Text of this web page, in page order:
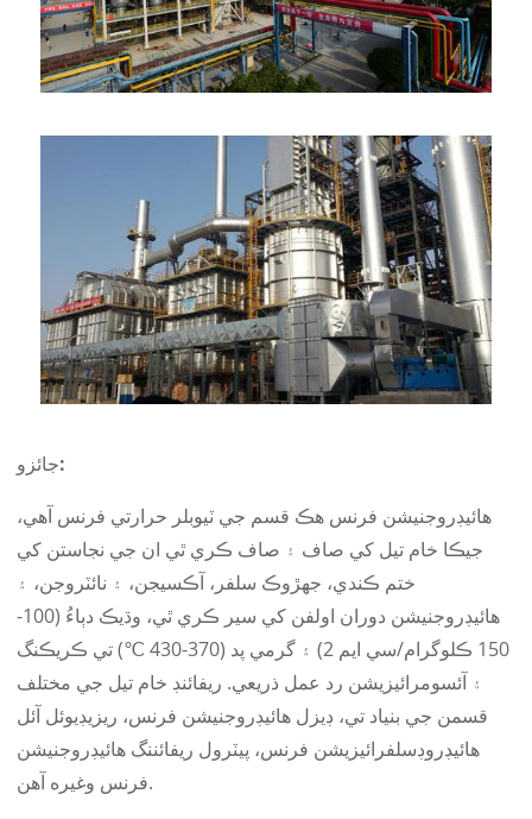
جائزو:
هائيڊروجنيشن فرنس هڪ قسم جي ٽيوبلر حرارتي فرنس آهي،
جيڪا خام تيل کي صاف ۽ صاف ڪري ٿي ان جي نجاستن کي
ختم ڪندي، جهڙوڪ سلفر، آڪسيجن، ۽ نائٽروجن، ۽
هائيڊروجنيشن دوران اولفن کي سير ڪري ٿي، وڌيڪ دٻاءُ (100-
150 ڪلوگرام/سي ايم 2) ۽ گرمي پد (370-430 ℃) تي ڪريڪنگ
۽ آئسومرائيزيشن رد عمل ذريعي. ريفائنڊ خام تيل جي مختلف
قسمن جي بنياد تي، ڊيزل هائيڊروجنيشن فرنس، ريزيڊيوئل آئل
هائيڊروڊسلفرائيزيشن فرنس، پيٽرول ريفائننگ هائيڊروجنيشن
فرنس وغيره آهن.